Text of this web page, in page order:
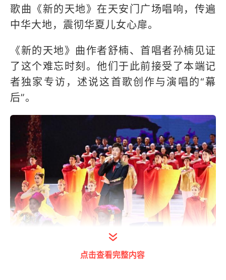
歌曲《新的天地》在天安门广场唱响，传遍
中华大地，震彻华夏儿女心扉。
《新的天地》曲作者舒楠、首唱者孙楠见证
了这个难忘时刻。他们于此前接受了本端记
者独家专访，述说这首歌创作与演唱的“幕
后”。
打开今日头条查看图片详情
点击查看完整内容